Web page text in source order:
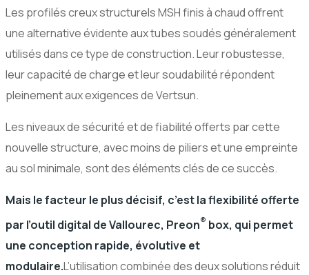
Les profilés creux structurels MSH finis à chaud offrent
une alternative évidente aux tubes soudés généralement
utilisés dans ce type de construction. Leur robustesse,
leur capacité de charge et leur soudabilité répondent
pleinement aux exigences de Vertsun.
Les niveaux de sécurité et de fiabilité offerts par cette
nouvelle structure, avec moins de piliers et une empreinte
au sol minimale, sont des éléments clés de ce succès.
Mais le facteur le plus décisif, c’est la flexibilité offerte
par l’outil digital de Vallourec, Preon® box, qui permet
une conception rapide, évolutive et
modulaire.L’utilisation combinée des deux solutions réduit